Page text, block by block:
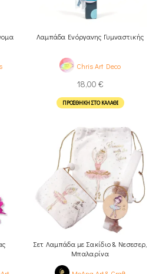
Λαμπάδα Ενόργανης Γυμναστικής
Chris Art Deco
18,00 €
ΠΡΟΣΘΉΚΗ ΣΤΟ ΚΑΛΆΘΙ
Σετ Λαμπάδα με Σακίδιο & Νεσεσερ,
Μπαλαρίνα